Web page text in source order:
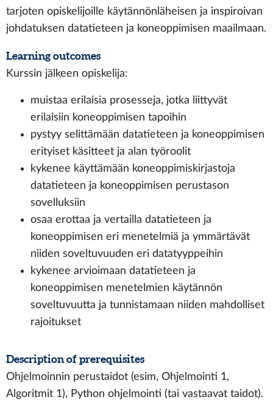
tarjoten opiskelijoille käytännönläheisen ja inspiroivan
johdatuksen datatieteen ja koneoppimisen maailmaan.
Learning outcomes
Kurssin jälkeen opiskelija:
muistaa erilaisia prosesseja, jotka liittyvät
erilaisiin koneoppimisen tapoihin
pystyy selittämään datatieteen ja koneoppimisen
erityiset käsitteet ja alan työroolit
kykenee käyttämään koneoppimiskirjastoja
datatieteen ja koneoppimisen perustason
sovelluksiin
osaa erottaa ja vertailla datatieteen ja
koneoppimisen eri menetelmiä ja ymmärtävät
niiden soveltuvuuden eri datatyyppeihin
kykenee arvioimaan datatieteen ja
koneoppimisen menetelmien käytännön
soveltuvuutta ja tunnistamaan niiden mahdolliset
rajoitukset
Description of prerequisites
Ohjelmoinnin perustaidot (esim, Ohjelmointi 1,
Algoritmit 1), Python ohjelmointi (tai vastaavat taidot).